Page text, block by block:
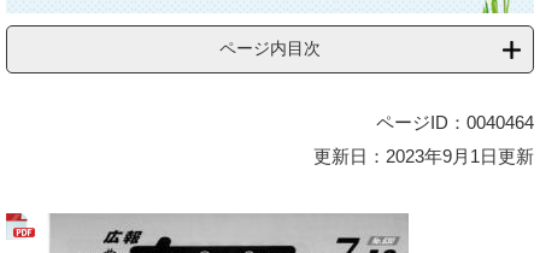
ページ内目次
ページID：0040464
更新日：2023年9月1日更新